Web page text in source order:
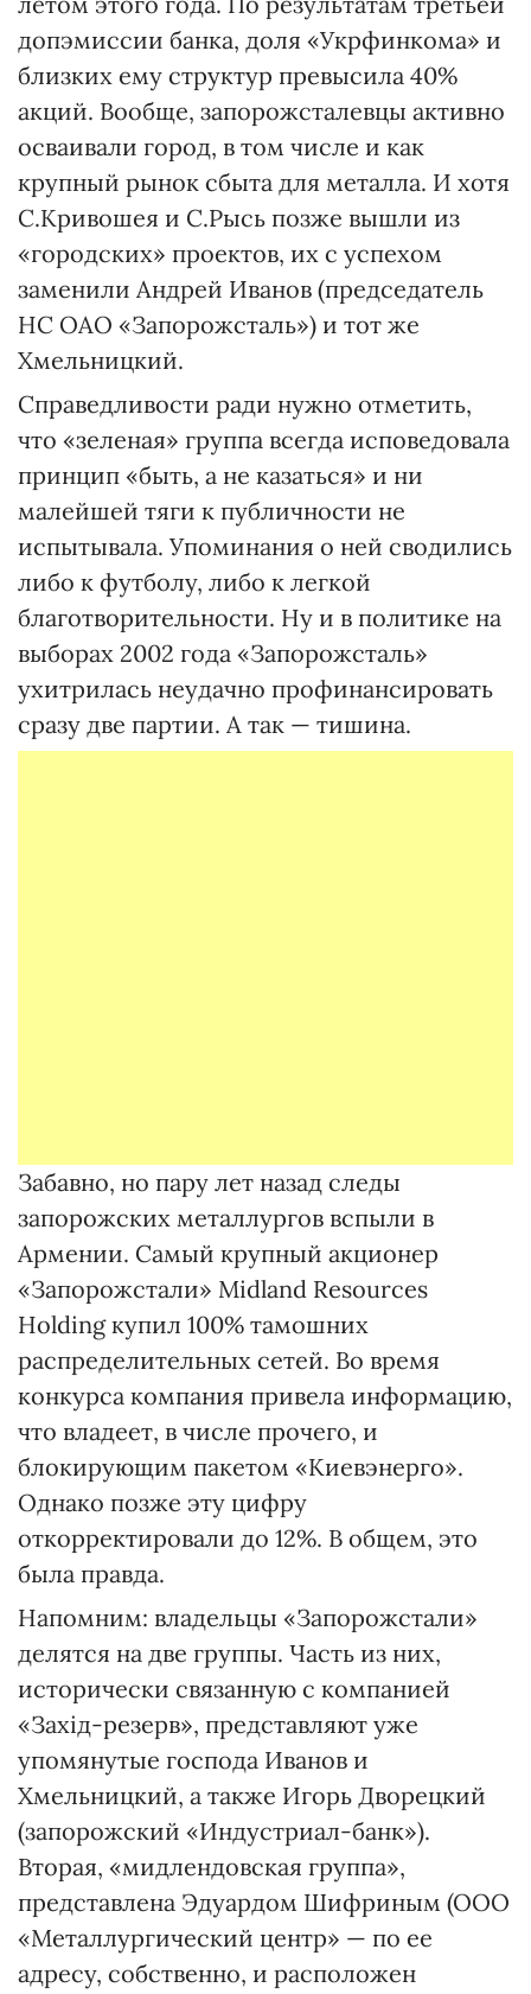
допэмиссии банка, доля «Укрфинкома» и
близких ему структур превысила 40%
акций. Вообще, запорожсталевцы активно
осваивали город, в том числе и как
крупный рынок сбыта для металла. И хотя
С.Кривошея и С.Рысь позже вышли из
«городских» проектов, их с успехом
заменили Андрей Иванов (председатель
НС ОАО «Запорожсталь») и тот же
Хмельницкий.
Справедливости ради нужно отметить,
что «зеленая» группа всегда исповедовала
принцип «быть, а не казаться» и ни
малейшей тяги к публичности не
испытывала. Упоминания о ней сводились
либо к футболу, либо к легкой
благотворительности. Ну и в политике на
выборах 2002 года «Запорожсталь»
ухитрилась неудачно профинансировать
сразу две партии. А так — тишина.
Забавно, но пару лет назад следы
запорожских металлургов вспыли в
Армении. Самый крупный акционер
«Запорожстали» Midland Resources
Holding купил 100% тамошних
распределительных сетей. Во время
конкурса компания привела информацию,
что владеет, в числе прочего, и
блокирующим пакетом «Киевэнерго».
Однако позже эту цифру
откорректировали до 12%. В общем, это
была правда.
Напомним: владельцы «Запорожстали»
делятся на две группы. Часть из них,
исторически связанную с компанией
«Захiд-резерв», представляют уже
упомянутые господа Иванов и
Хмельницкий, а также Игорь Дворецкий
(запорожский «Индустриал-банк»).
Вторая, «мидлендовская группа»,
представлена Эдуардом Шифриным (ООО
«Металлургический центр» — по ее
адресу, собственно, и расположен